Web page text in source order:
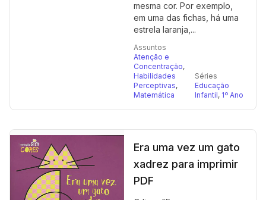
mesma cor. Por exemplo,
em uma das fichas, há uma
estrela laranja,...
Assuntos
Atenção e
Concentração,
Habilidades
Perceptivas,
Matemática
Séries
Educação
Infantil, 1º Ano
Era uma vez um gato
xadrez para imprimir
PDF